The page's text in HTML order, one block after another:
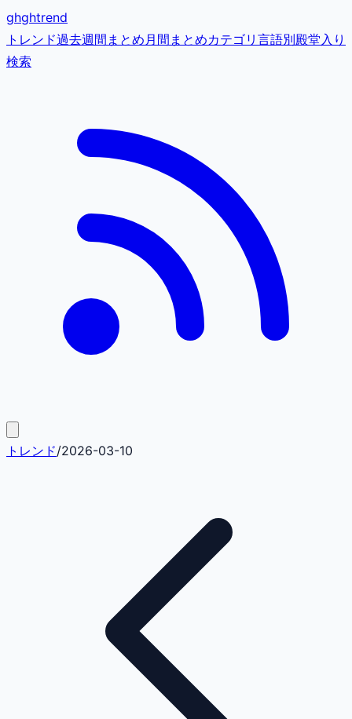
ghghtrend
トレンド過去週間まとめ月間まとめカテゴリ 言語別殿堂入り
検索
トレンド/2026-03-10